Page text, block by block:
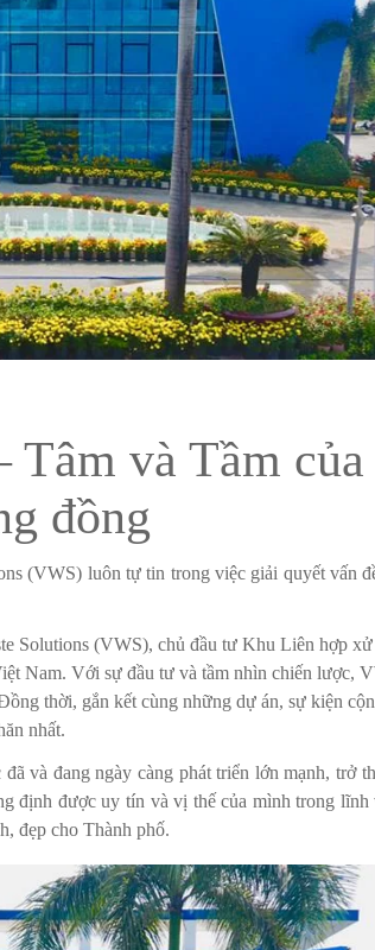
Tâm và Tầm của
đồng
(VWS) luôn tự tin trong việc giải quyết vấn
Solutions (VWS), chủ đầu tư Khu Liên hợp
Nam. Với sự đầu tư và tầm nhìn chiến lược,
thời, gắn kết cùng những dự án, sự kiện
nhất.
và đang ngày càng phát triển lớn mạnh, trở
định được uy tín và vị thế của mình trong lĩnh
đẹp cho Thành phố.